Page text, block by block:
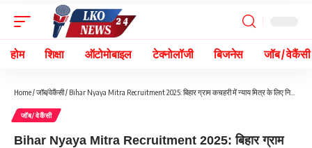
होम शिक्षा ऑटोमोबाइल टेक्नोलॉजी बिजनेस जॉब / वेकैंसी
Home/जॉब/वेकैंसी/ Bihar Nyaya Mitra Recruitment 2025: बिहार ग्राम कचहरी में न्याय मित्र के लिए निकली भर्तियां, जानें योग्यता और आवेदन प्रक्रिया
जॉब/वेकैंसी
Bihar Nyaya Mitra Recruitment 2025: बिहार ग्राम